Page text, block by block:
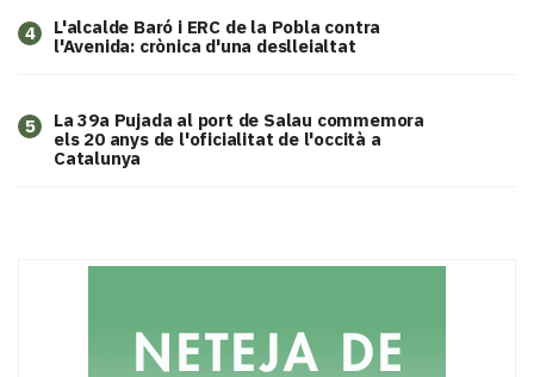
4
L'alcalde Baró i ERC de la Pobla contra
l'Avenida: crònica d'una deslleialtat
5
​La 39a Pujada al port de Salau commemora
els 20 anys de l'oficialitat de l'occità a
Catalunya